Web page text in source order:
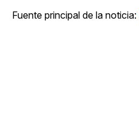
Fuente principal de la noticia: